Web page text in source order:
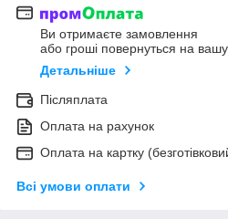
Ви отримаєте замовлення
або гроші повернуться на вашу
Детальніше
Післяплата
Оплата на рахунок
Оплата на картку
Всі умови оплати